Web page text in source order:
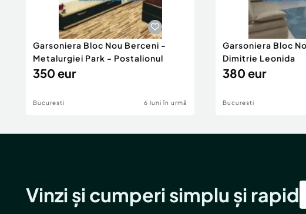
Garsoniera Bloc Nou Berceni -
Metalurgiei Park - Postalionul
350 eur
Bucuresti 6 luni în urmă
Garsoniera Bloc
Dimitrie Leonida
380 eur
Bucuresti
Vinzi și cumperi simplu și rapid